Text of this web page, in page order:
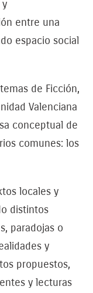
entre una
espacio social
de Ficción,
Valenciana
conceptual de
comunes: los
locales y
distintos
paradojas o
y
propuestos,
y lecturas